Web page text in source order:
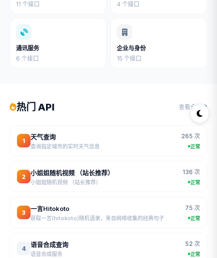
11 个接口
4 个接口
通讯服务
6 个接口
企业与身份
15 个接口
热门 API 查看全部
1
天气查询
查询指定城市的实时天气信息
265 次
正常
2
小姐姐随机视频 （站长推荐）
小姐姐随机视频 （站长推荐）
136 次
正常
3
一言Hitokoto
获取一言(hitokoto)随机语录，来自网络收集的经典句子
75 次
正常
4
语音合成查询
语音合成服务
52 次
正常